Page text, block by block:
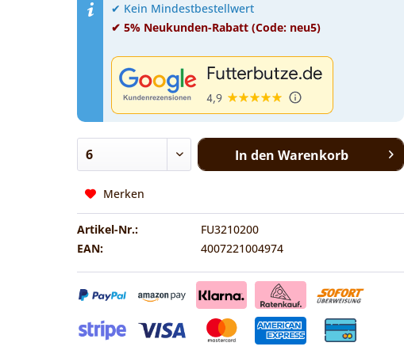
✔ Kein Mindestbestellwert
✔ 5% Neukunden-Rabatt (Code: neu5)
In den Warenkorb
Merken
Artikel-Nr.:
FU3210200
EAN:
4007221004974